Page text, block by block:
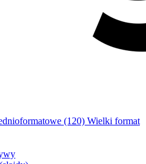
(120) Wielki format